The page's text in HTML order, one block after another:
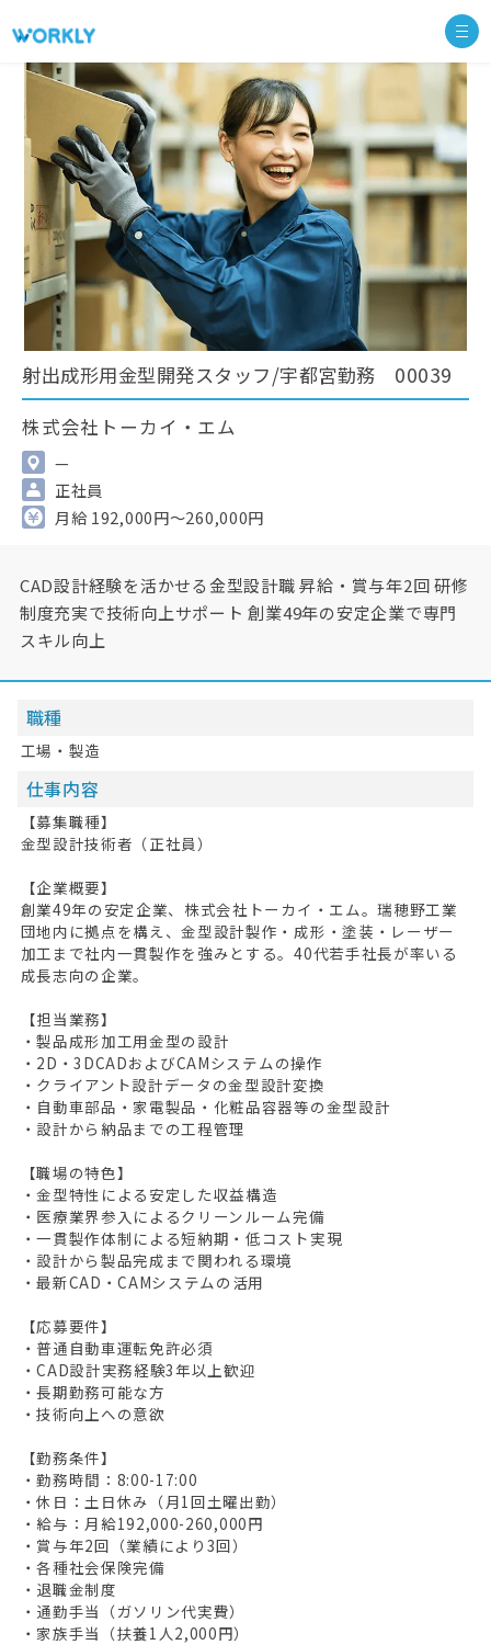
射出成形用金型開発スタッフ/宇都宮勤務 00039
株式会社トーカイ・エム
—
正社員
月給 192,000円～260,000円
CAD設計経験を活かせる金型設計職 昇給・賞与年2回 研修
制度充実で技術向上サポート 創業49年の安定企業で専門
スキル向上
職種
工場・製造
仕事内容
【募集職種】
金型設計技術者（正社員）
【企業概要】
創業49年の安定企業、株式会社トーカイ・エム。瑞穂野工業
団地内に拠点を構え、金型設計製作・成形・塗装・レーザー
加工まで社内一貫製作を強みとする。40代若手社長が率いる
成長志向の企業。
【担当業務】
・製品成形加工用金型の設計
・2D・3DCADおよびCAMシステムの操作
・クライアント設計データの金型設計変換
・自動車部品・家電製品・化粧品容器等の金型設計
・設計から納品までの工程管理
【職場の特色】
・金型特性による安定した収益構造
・医療業界参入によるクリーンルーム完備
・一貫製作体制による短納期・低コスト実現
・設計から製品完成まで関われる環境
・最新CAD・CAMシステムの活用
【応募要件】
・普通自動車運転免許必須
・CAD設計実務経験3年以上歓迎
・長期勤務可能な方
・技術向上への意欲
【勤務条件】
・勤務時間：8:00-17:00
・休日：土日休み（月1回土曜出勤）
・給与：月給192,000-260,000円
・賞与年2回（業績により3回）
・各種社会保険完備
・退職金制度
・通勤手当（ガソリン代実費）
・家族手当（扶養1人2,000円）